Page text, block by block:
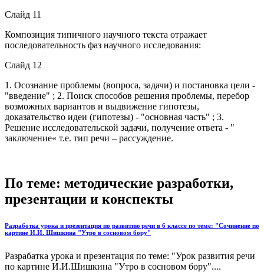
Слайд 11
Композиция типичного научного текста отражает
последовательность фаз научного исследования:
Слайд 12
1. Осознание проблемы (вопроса, задачи) и постановка цели -
"введение" ; 2. Поиск способов решения проблемы, перебор
возможных вариантов и выдвижение гипотезы,
доказательство идеи (гипотезы) - "основная часть" ; 3.
Решение исследовательской задачи, получение ответа - "
заключение« т.е. тип речи – рассуждение.
По теме: методические разработки,
презентации и конспекты
Разработка урока и презентация по развитию речи в 6 классе по теме: "Сочинение по
картине И.И. Шишкина "Утро в сосновом бору"
Разрабатка урока и презентация по теме: "Урок развития речи
по картине И.И.Шишкина "Утро в сосновом бору"....